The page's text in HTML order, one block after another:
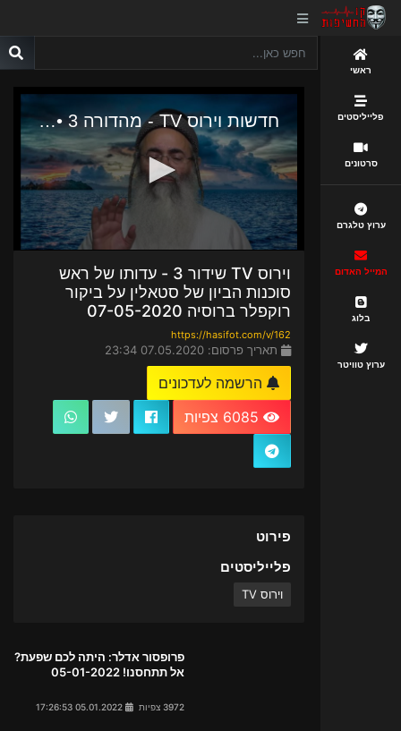
ראשי
פלייליסטים
סרטונים
ערוץ טלגרם
המייל האדום
בלוג
ערוץ טוויטר
וירוס TV שידור 3 - עדותו של ראש
סוכנות הביון של סטאלין על ביקור
רוקפלר ברוסיה 07-05-2020
https://hasifot.com/v/162
תאריך פרסום: 07.05.2020 23:34
הרשמה לעדכונים
פירוט
פלייליסטים
וירוס TV
פרופסור אדלר: היתה לכם שפעת?
אל תתחסנו! 05-01-2022
3972 צפיות